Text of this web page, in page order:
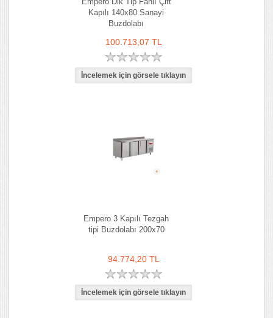
Kapılı 140x80 Sanayi
Buzdolabı
100.713,07 TL
Empero 3 Kapılı Tezgah
tipi Buzdolabı 200x70
94.774,20 TL